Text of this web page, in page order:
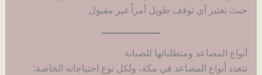
حيث تعتبر أي توقف طويل أمراً غير مقبول.
أنواع المصاعد ومتطلباتها للصيانة
تتعدد أنواع المصاعد في مكة، ولكل نوع احتياجاته الخاصة: